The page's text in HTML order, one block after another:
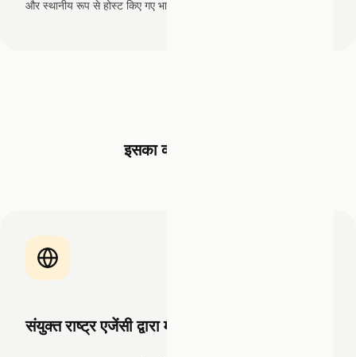
और स्थानीय रूप से होस्ट किए गए भाषा मॉडल के उपयोग को सक्षम बनाता है।
इसका क्या मतलब है
संयुक्त राष्ट्र एजेंसी द्वारा मान्यता प्राप्त